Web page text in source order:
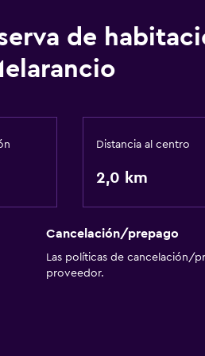
de
Distancia al centro
2,0 km
Cancelación/prepago
Las políticas de cancelación/
proveedor.